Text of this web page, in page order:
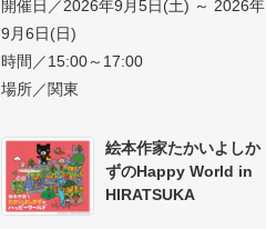
開催日／2026年9月5日(土) ～ 2026年
9月6日(日)
時間／15:00～17:00
場所／関東
絵本作家たかいよしか
ずのHappy World in
HIRATSUKA